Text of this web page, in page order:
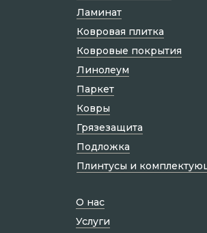
О нас
Услуги
Ламинат
Ковровая плитка
Ковровые покрытия
Линолеум
Паркет
Ковры
Грязезащита
Подложка
Плинтусы и